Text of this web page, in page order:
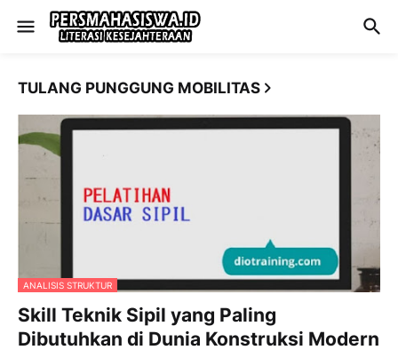
TULANG PUNGGUNG MOBILITAS
ANALISIS STRUKTUR
Skill Teknik Sipil yang Paling
Dibutuhkan di Dunia Konstruksi Modern